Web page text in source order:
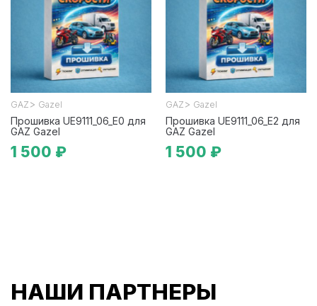
GAZ > Gazel
Прошивка UE9111_06_E0 для
GAZ Gazel
1 500 ₽
GAZ > Gazel
Прошивка UE9111_06_E2 для
GAZ Gazel
1 500 ₽
НАШИ ПАРТНЕРЫ